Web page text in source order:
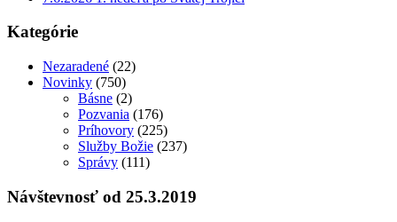
Kategórie
Nezaradené (22)
Novinky (750)
Básne (2)
Pozvania (176)
Príhovory (225)
Služby Božie (237)
Správy (111)
Návštevnosť od 25.3.2019